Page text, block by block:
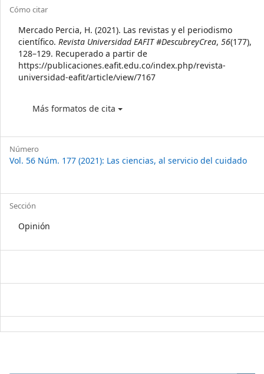
Article
Details
Cómo citar
Mercado Percia, H. (2021). Las revistas y el periodismo
científico. Revista Universidad EAFIT #DescubreyCrea, 56(177),
128–129. Recuperado a partir de
https://publicaciones.eafit.edu.co/index.php/revista-
universidad-eafit/article/view/7167
Más formatos de cita
Número
Vol. 56 Núm. 177 (2021): Las ciencias, al servicio del cuidado
Sección
Opinión